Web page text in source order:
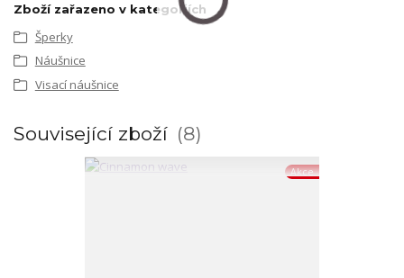
Zboží zařazeno v kategoriích
Šperky
Náušnice
Visací náušnice
Související zboží 8
Akce